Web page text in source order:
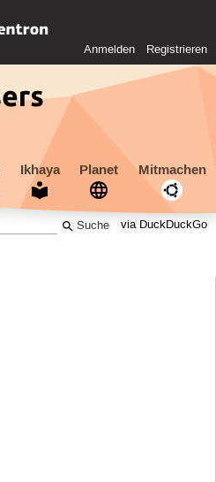
Anmelden Registrieren
Ikhaya Planet Mitmachen
via DuckDuckGo